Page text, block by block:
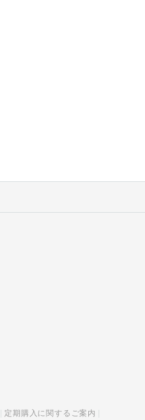
定期購入に関するご案内